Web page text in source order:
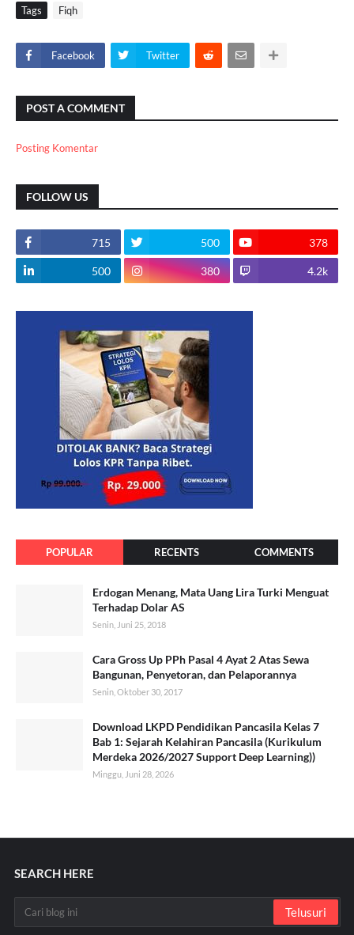
Tags Fiqh
Facebook Twitter
POST A COMMENT
Posting Komentar
FOLLOW US
715 500 378
500 380 4.2k
POPULAR RECENTS COMMENTS
Erdogan Menang, Mata Uang Lira Turki Menguat
Terhadap Dolar AS
Senin, Juni 25, 2018
Cara Gross Up PPh Pasal 4 Ayat 2 Atas Sewa
Bangunan, Penyetoran, dan Pelaporannya
Senin, Oktober 30, 2017
Download LKPD Pendidikan Pancasila Kelas 7
Bab 1: Sejarah Kelahiran Pancasila (Kurikulum
Merdeka 2026/2027 Support Deep Learning))
Minggu, Juni 28, 2026
SEARCH HERE